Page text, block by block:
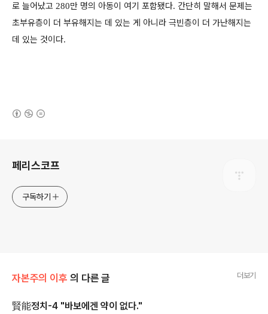
로 늘어났고 280만 명의 아동이 여기 포함됐다. 간단히 말해서 문제는
초부유층이 더 부유해지는 데 있는 게 아니라 극빈층이 더 가난해지는
데 있는 것이다.
페리스코프
구독하기
자본주의 이후 의 다른 글 더보기
賢能정치-4 "바보에겐 약이 없다."